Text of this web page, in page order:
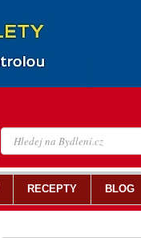
RECEPTY BLOG